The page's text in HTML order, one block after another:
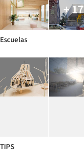
+ 17
Escuelas
TIPS